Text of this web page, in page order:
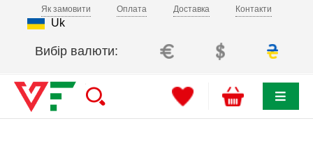
Як замовити Оплата Доставка Контакти
Uk
Вибір валюти: